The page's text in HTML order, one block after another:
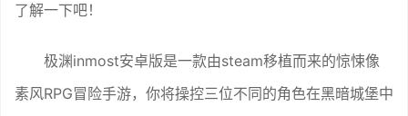
了解一下吧！
极渊inmost安卓版是一款由steam移植而来的惊悚像
素风RPG冒险手游，你将操控三位不同的角色在黑暗城堡中